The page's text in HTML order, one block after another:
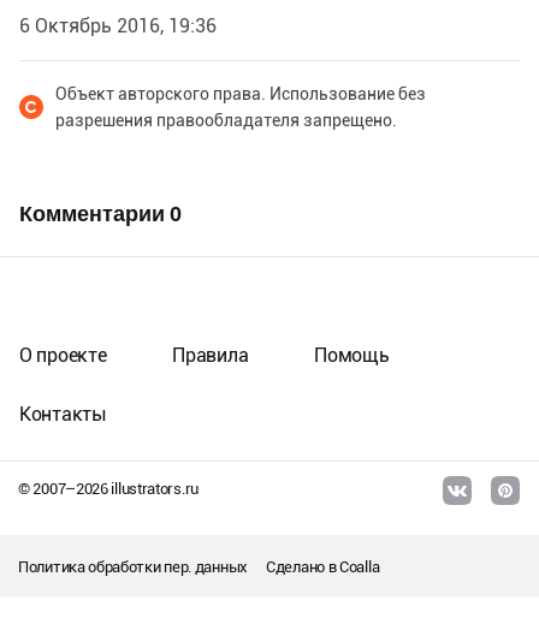
6 Октябрь 2016, 19:36
Объект авторского права. Использование без
разрешения правообладателя запрещено.
Комментарии 0
© 2007–2026illustrators.ru
О проекте Правила Помощь
Контакты
Политика обработки пер. данных Сделано вCoalla